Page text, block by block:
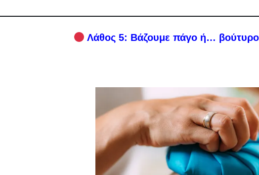
Λάθος 5: Βάζουμε πάγο ή…